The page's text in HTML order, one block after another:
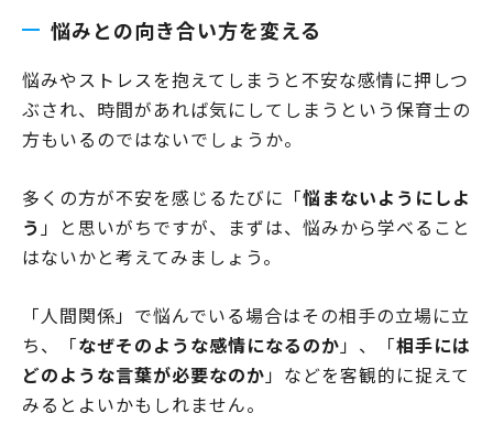
悩みとの向き合い方を変える
悩みやストレスを抱えてしまうと不安な感情に押しつ
ぶされ、時間があれば気にしてしまうという保育士の
方もいるのではないでしょうか。
多くの方が不安を感じるたびに「悩まないようにしよ
う 」と思いがちですが、まずは、悩みから学べること
はないかと考えてみましょう。
「人間関係」で悩んでいる場合はその相手の立場に立
ち、「なぜそのような感情になるのか」、「相手には
どのような言葉が必要なのか」などを客観的に捉えて
みるとよいかもしれません。